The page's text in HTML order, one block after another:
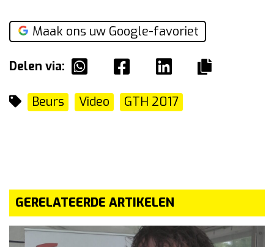
Maak ons uw Google-favoriet
Delen via:
Beurs Video GTH 2017
GERELATEERDE ARTIKELEN